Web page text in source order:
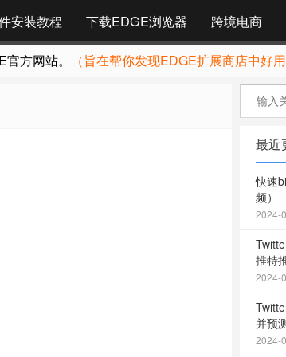
安装教程 下载EDGE浏览器 跨境电商
方网站。 （旨在帮你发现EDGE扩展商店中好
最近
快速
频）
2024-
推特
2024-
并预
2024-